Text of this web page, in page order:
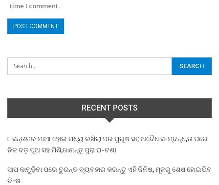
time I comment.
RECENT POSTS
୮ ସନ୍ତାନର ମାଆ ହୋଇ ମଧ୍ୟ ରଖିଲା ପର ପୁରୁଷ ସହ ଅବୈଧ ସ-ମ୍ବନ୍ଧ,ତା ପରେ
ନିଜ ବଡ଼ ପୁଅ ସହ ମିଶି,ଜାଣନ୍ତୁ ପୁରା ଘ-ଟଣା
ସାପ କାମୁଡ଼ିବା ପରେ ତୁରନ୍ତ ବ୍ୟବହାର କରନ୍ତୁ ଏହି ଜିନିଷ, ମୂଳରୁ ଶେଷ ହୋଇଯିବ
ବି-ଷ